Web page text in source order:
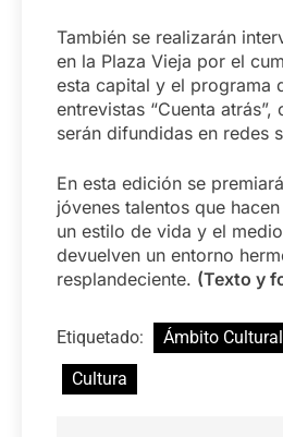
También se realizarán
en la Plaza Vieja por el
esta capital y el programa
entrevistas “Cuenta atrás”,
serán difundidas en redes
En esta edición se
jóvenes talentos que
un estilo de vida y el
devuelven un entorno
resplandeciente. (Texto y
Etiquetado: Ámbito Cultural
Cultura